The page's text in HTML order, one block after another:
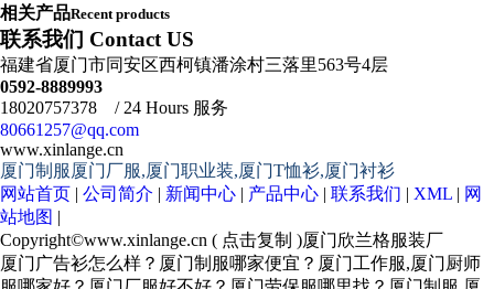
相关产品Recent products
联系我们 Contact US
福建省厦门市同安区西柯镇潘涂村三落里563号4层
0592-8889993
18020757378 / 24 Hours 服务
80661257@qq.com
www.xinlange.cn
厦门制服厦门厂服,厦门职业装,厦门T恤衫,厦门衬衫
网站首页 | 公司简介 | 新闻中心 | 产品中心 | 联系我们 | XML | 网
站地图 |
Copyright©www.xinlange.cn ( 点击复制 )厦门欣兰格服装厂
厦门广告衫怎么样？厦门制服哪家便宜？厦门工作服,厦门厨师